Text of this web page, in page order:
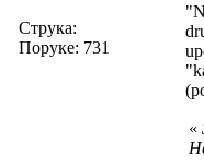
Струка:
Поруке: 731
«